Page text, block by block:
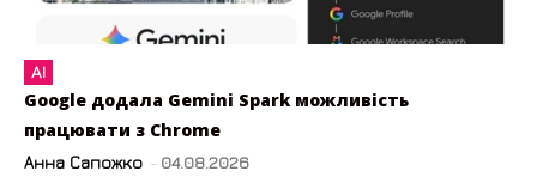
AI
Google додала Gemini Spark можливість
працювати з Chrome
Анна Сапожко - 04.08.2026